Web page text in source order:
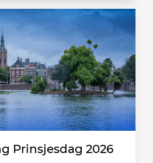
Prinsjesdag 2026